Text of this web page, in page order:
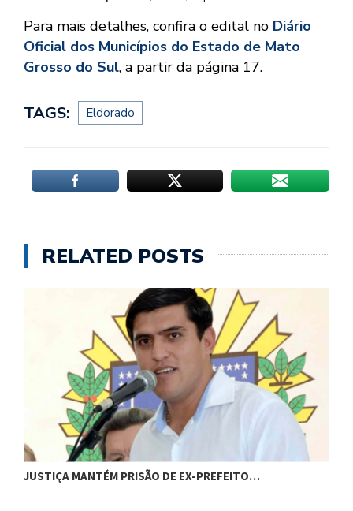
Para mais detalhes, confira o edital no Diário
Oficial dos Municípios do Estado de Mato
Grosso do Sul, a partir da página 17.
TAGS: Eldorado
RELATED POSTS
JUSTIÇA MANTÉM PRISÃO DE EX-PREFEITO…